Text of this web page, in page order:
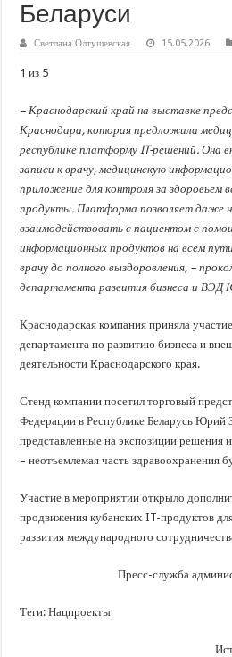
Важные правила обращения в вашу
Беларуси
Светлана Олтушевская 15.05.2026
1 из 5
– Краснодарский край на выставке
Краснодара, которая предложила
республике платформу IT-решений. Она
записи к врачу, медицинскую
приложение для контроля за здоровьем
продукты. Платформа позволяет даже
взаимодействовать с пациентом с
информационных продуктов на всем
врачу до полного выздоровления, –
департамента развития бизнеса и ВЭД
Краснодарская компания приняла
департамента по развитию бизнеса и
деятельности Краснодарского края.
Стенд компании посетил торговый
Федерации в Республике Беларусь Юрий
представленные на экспозиции решения
– неотъемлемая часть здравоохранения
Участие в мероприятии открыло
продвижения кубанских IT-продуктов
развития международного
Пресс-служба
Теги: Нацпроекты